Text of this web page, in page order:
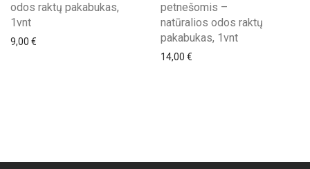
odos raktų pakabukas,
1vnt
9,00 €
petnešomis –
natūralios odos raktų
pakabukas, 1vnt
14,00 €